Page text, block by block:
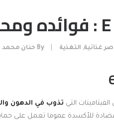
غذائية, التغذية By حنان محمد
تذوب في الدهون
للأكسدة عموما تعمل على